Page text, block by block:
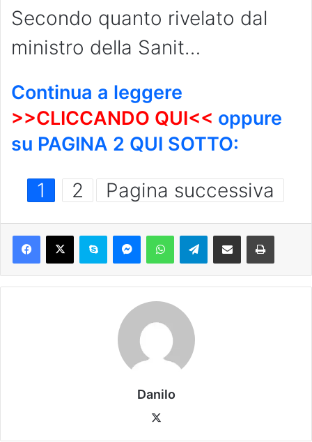
Secondo quanto rivelato dal
ministro della Sanit…
Continua a leggere
>>CLICCANDO QUI<< oppure
su PAGINA 2 QUI SOTTO:
1 2 Pagina successiva
Danilo